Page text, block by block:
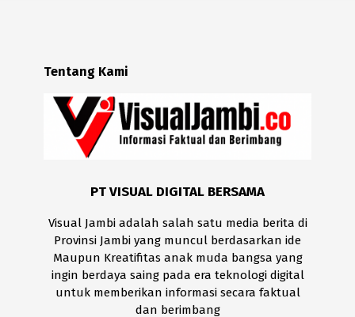
Tentang Kami
PT VISUAL DIGITAL BERSAMA
Visual Jambi adalah salah satu media berita di
Provinsi Jambi yang muncul berdasarkan ide
Maupun Kreatifitas anak muda bangsa yang
ingin berdaya saing pada era teknologi digital
untuk memberikan informasi secara faktual
dan berimbang